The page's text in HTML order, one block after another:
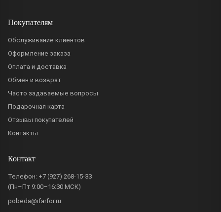
Покупателям
Обслуживание клиентов
Оформление заказа
Оплата и доставка
Обмен и возврат
Часто задаваемые вопросы
Подарочная карта
Отзывы покупателей
Контакты
Контакт
Телефон: +7 (927) 268-15-33
(Пн–Пт 9:00–16:30 МСК)
pobeda@ifarfor.ru